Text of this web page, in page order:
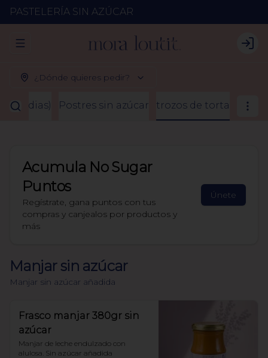
PASTELERÍA SIN AZÚCAR
Abrir menu de navegación
¿Dónde quieres pedir?
a 3 dias) Postres sin azúcar trozos de torta
Acumula No Sugar
Puntos
Regístrate, gana puntos con tus
compras y canjealos por productos y
más
Únete
Manjar sin azúcar
Manjar sin azúcar añadida
Frasco manjar 380gr sin
azúcar
Manjar de leche endulzado con
alulosa. Sin azúcar añadida